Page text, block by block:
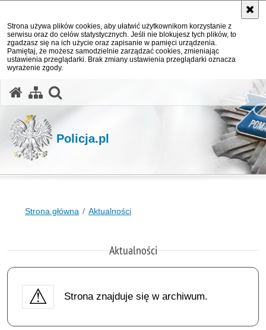
Strona używa plików cookies, aby ułatwić użytkownikom korzystanie z
serwisu oraz do celów statystycznych. Jeśli nie blokujesz tych plików, to
zgadzasz się na ich użycie oraz zapisanie w pamięci urządzenia.
Pamiętaj, że możesz samodzielnie zarządzać cookies, zmieniając
ustawienia przeglądarki. Brak zmiany ustawienia przeglądarki oznacza
wyrażenie zgody.
Policja.pl
Strona główna Aktualności
Aktualności
Strona znajduje się w archiwum.